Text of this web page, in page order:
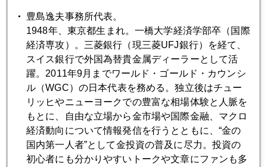
2022年08月26日
土曜朝にＹｏｕＴｕｂｅでジャクソンホール総括
2022年08月25日
ジャクソンホール、ミスタークロダは何を語るか
2022年08月24日
欧州のエネルギー危機
豊島逸夫事務所代表。
1948年、東京都生まれ。一橋大学経済学部卒（国際
経済専攻）。三菱銀行（現三菱UFJ銀行）を経て、
スイス銀行で外国為替貴金属ディーラーとして活
躍。2011年9月までワールド・ゴールド・カウンシ
ル（WGC）の日本代表を務める。独立後はチュー
リッヒやニューヨークでの豊富な相場体験と人脈を
もとに、自由な立場から金市場や国際金融、マクロ
経済動向について情報発信を行うとともに、“金の
国内第一人者”として金投資の普及に尽力。投資の
初心者にも分かりやすいトークや文章にファンも多